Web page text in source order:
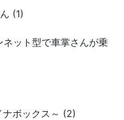
(1)
ネット型で車掌さんが乗
ナボックス～ (2)